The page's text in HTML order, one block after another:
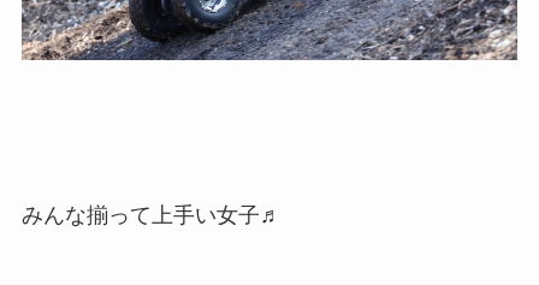
みんな揃って上手い女子♬